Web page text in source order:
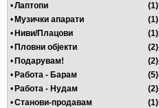
•Лаптопи
(1)
• Музички апарати
(1)
• Ниви/Плацови
(1)
• Пловни објекти
(2)
• Подарувам!
(2)
• Работа - Барам
(5)
• Работа - Нудам
(2)
•Станови-продавам
(1)